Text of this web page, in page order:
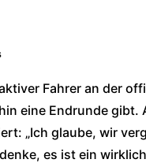
Fahrer an der
eine Endrunde gibt.
„Ich glaube, wir
es ist ein